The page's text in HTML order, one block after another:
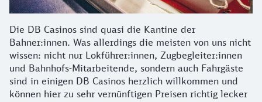
Die DB Casinos sind quasi die Kantine der
Bahner:innen. Was allerdings die meisten von uns nicht
wissen: nicht nur Lokführer:innen, Zugbegleiter:innen
und Bahnhofs-Mitarbeitende, sondern auch Fahrgäste
sind in einigen DB Casinos herzlich willkommen und
können hier zu sehr vernünftigen Preisen richtig lecker